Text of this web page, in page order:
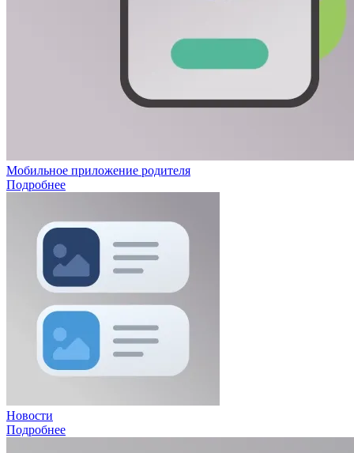
Мобильное приложение родителя
Подробнее
Новости
Подробнее